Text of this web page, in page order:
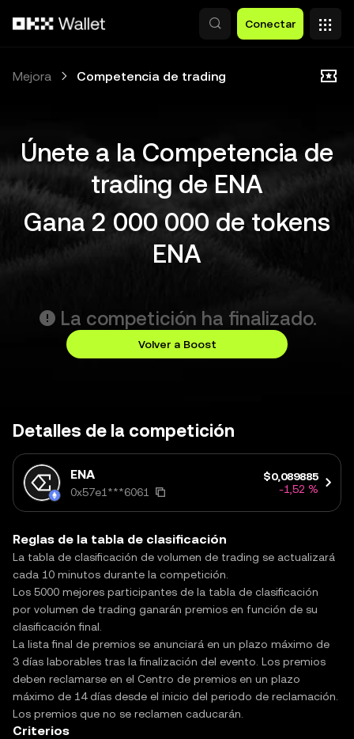
Conectar
Mejora Competencia de trading
Únete a la Competencia de
trading de ENA
Gana 2 000 000 de tokens
ENA
La competición ha finalizado.
Volver a Boost
Detalles de la competición
ENA
0x57e1***6061
$0,089885
-1,52 %
Reglas de la tabla de clasificación
La tabla de clasificación de volumen de trading se actualizará
cada 10 minutos durante la competición.
Los 5000 mejores participantes de la tabla de clasificación
por volumen de trading ganarán premios en función de su
clasificación final.
La lista final de premios se anunciará en un plazo máximo de
3 días laborables tras la finalización del evento. Los premios
deben reclamarse en el Centro de premios en un plazo
máximo de 14 días desde el inicio del periodo de reclamación.
Los premios que no se reclamen caducarán.
Criterios